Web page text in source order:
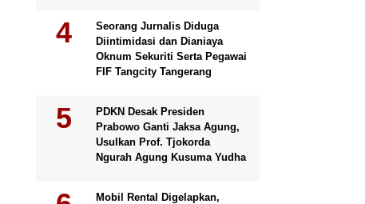
Seorang Jurnalis Diduga
Diintimidasi dan Dianiaya
Oknum Sekuriti Serta Pegawai
FIF Tangcity Tangerang
PDKN Desak Presiden
Prabowo Ganti Jaksa Agung,
Usulkan Prof. Tjokorda
Ngurah Agung Kusuma Yudha
Mobil Rental Digelapkan,